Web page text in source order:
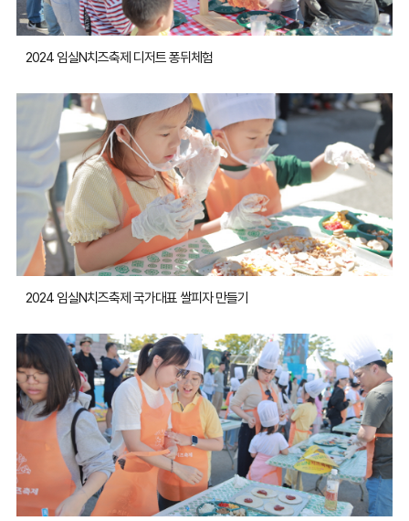
2024 임실N치즈축제 디저트 퐁뒤체험
2024 임실N치즈축제 국가대표 쌀피자 만들기